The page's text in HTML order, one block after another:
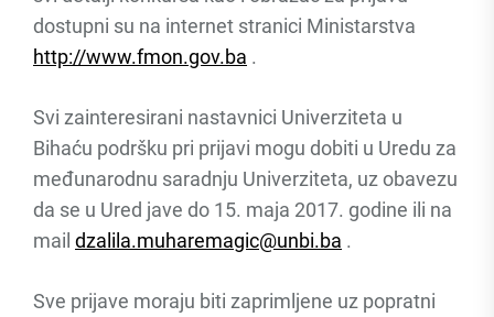
dostupni su na internet stranici Ministarstva
http://www.fmon.gov.ba .
Svi zainteresirani nastavnici Univerziteta u
Bihaću podršku pri prijavi mogu dobiti u Uredu za
međunarodnu saradnju Univerziteta, uz obavezu
da se u Ured jave do 15. maja 2017. godine ili na
mail dzalila.muharemagic@unbi.ba .
Sve prijave moraju biti zaprimljene uz popratni